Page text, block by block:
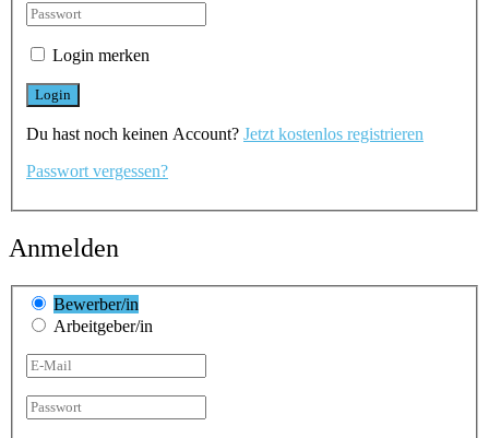
Login merken
Du hast noch keinen Account? Jetzt kostenlos registrieren
Passwort vergessen?
Anmelden
Bewerber/in
Arbeitgeber/in